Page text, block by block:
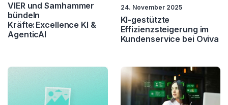
VIER und Samhammer
bündeln
Kräfte: Excellence KI &
AgenticAI
24. November 2025
KI-gestützte
Effizienzsteigerung im
Kundenservice bei Oviva